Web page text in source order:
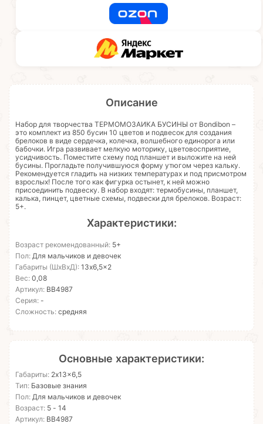
Описание
Набор для творчества ТЕРМОМОЗАИКА БУСИНЫ от Bondibon –
это комплект из 850 бусин 10 цветов и подвесок для создания
брелоков в виде сердечка, колечка, волшебного единорога или
бабочки. Игра развивает мелкую моторику, цветовосприятие,
усидчивость. Поместите схему под планшет и выложите на ней
бусины. Прогладьте получившуюся форму утюгом через кальку.
Рекомендуется гладить на низких температурах и под присмотром
взрослых! После того как фигурка остынет, к ней можно
присоединить подвеску. В набор входят: термобусины, планшет,
калька, пинцет, цветные схемы, подвески для брелоков. Возраст:
5+.
Характеристики:
Возраст рекомендованный: 5+
Пол: Для мальчиков и девочек
Габариты (ШхВхД): 13x6,5x2
Вес: 0,08
Артикул: ВВ4987
Серия: -
Сложность: средняя
Основные характеристики:
Габариты: 2x13x6,5
Тип: Базовые знания
Пол: Для мальчиков и девочек
Возраст: 5 - 14
Артикул: ВВ4987